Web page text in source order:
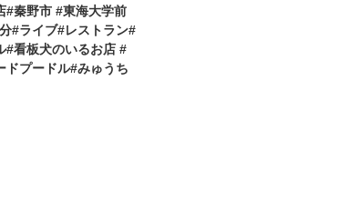
#秦野市 #東海大学前
#ライブ#レストラン#
#看板犬のいるお店 #
ドプードル#みゅうち